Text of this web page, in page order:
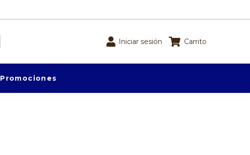
Iniciar sesión Carrito
Promociones